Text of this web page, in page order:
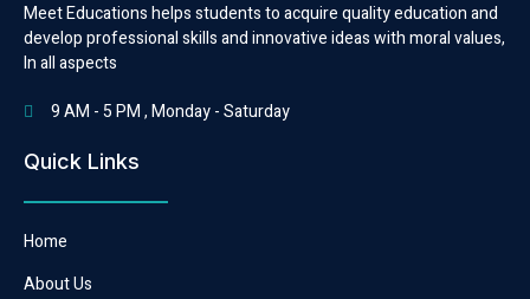
Meet Educations helps students to acquire quality education and
develop professional skills and innovative ideas with moral values,
In all aspects
9 AM - 5 PM , Monday - Saturday
Quick Links
Home
About Us